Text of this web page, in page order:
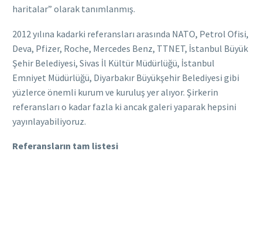
haritalar” olarak tanımlanmış.
2012 yılına kadarki referansları arasında NATO, Petrol Ofisi,
Deva, Pfizer, Roche, Mercedes Benz, TTNET, İstanbul Büyük
Şehir Belediyesi, Sivas İl Kültür Müdürlüğü, İstanbul
Emniyet Müdürlüğü, Diyarbakır Büyükşehir Belediyesi gibi
yüzlerce önemli kurum ve kuruluş yer alıyor. Şirkerin
referansları o kadar fazla ki ancak galeri yaparak hepsini
yayınlayabiliyoruz.
Referansların tam listesi